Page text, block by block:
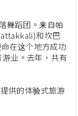
舞蹈团。来自帕
和坎巴
在这个地方成功
业。去年，共有
供的体验式旅游